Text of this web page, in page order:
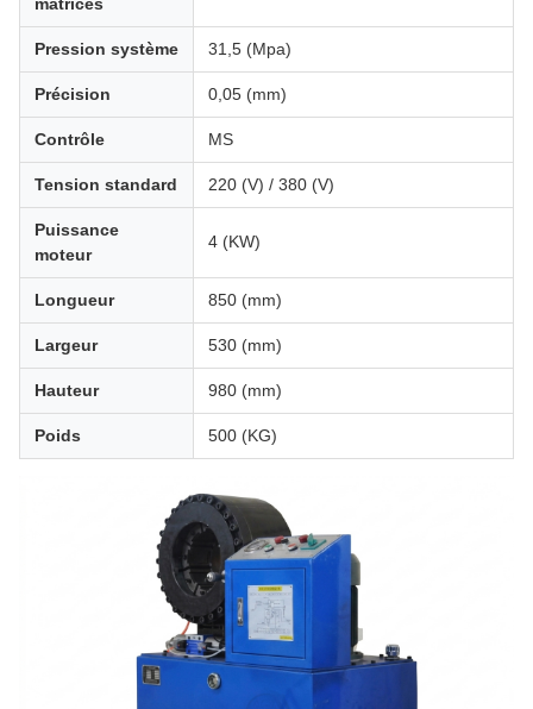
Pression système 31,5 (Mpa)
Précision 0,05 (mm)
Contrôle MS
Tension standard 220 (V) / 380 (V)
Puissance
moteur
4 (KW)
Longueur 850 (mm)
Largeur 530 (mm)
Hauteur 980 (mm)
Poids 500 (KG)